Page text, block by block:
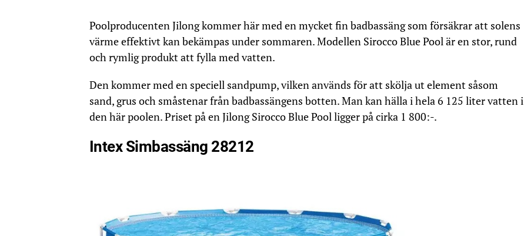
Poolproducenten Jilong kommer här med en mycket fin badbassäng som försäkrar att solens
värme effektivt kan bekämpas under sommaren. Modellen Sirocco Blue Pool är en stor, rund
och rymlig produkt att fylla med vatten.
Den kommer med en speciell sandpump, vilken används för att skölja ut element såsom
sand, grus och småstenar från badbassängens botten. Man kan hälla i hela 6 125 liter vatten i
den här poolen. Priset på en Jilong Sirocco Blue Pool ligger på cirka 1 800:-.
Intex Simbassäng 28212